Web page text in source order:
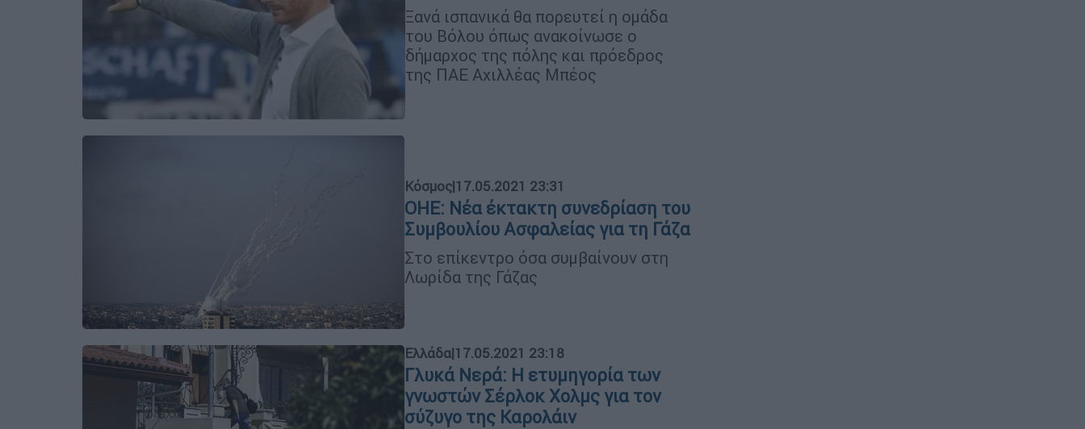
Ξανά ισπανικά θα πορευτεί η ομάδα
του Βόλου όπως ανακοίνωσε ο
δήμαρχος της πόλης και πρόεδρος
της ΠΑΕ Αχιλλέας Μπέος
Κόσμος|17.05.2021 23:31
ΟΗΕ: Νέα έκτακτη συνεδρίαση του
Συμβουλίου Ασφαλείας για τη Γάζα
Στο επίκεντρο όσα συμβαίνουν στη
Λωρίδα της Γάζας
Ελλάδα|17.05.2021 23:18
Γλυκά Νερά: Η ετυμηγορία των
γνωστών Σέρλοκ Χολμς για τον
σύζυγο της Καρολάιν